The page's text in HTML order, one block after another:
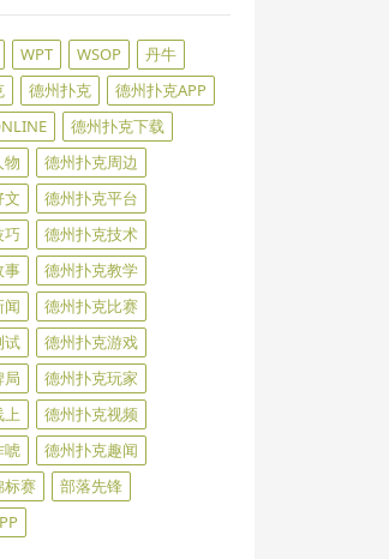
WPT WSOP
丹牛
德州扑克
德州扑克APP
德州扑克下载
物
德州扑克周边
文
德州扑克平台
巧
德州扑克技术
事
德州扑克教学
闻
德州扑克比赛
试
德州扑克游戏
局
德州扑克玩家
上
德州扑克视频
唬
德州扑克趣闻
标赛
部落先锋